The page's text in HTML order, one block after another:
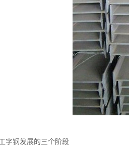
字钢发展的三个阶段